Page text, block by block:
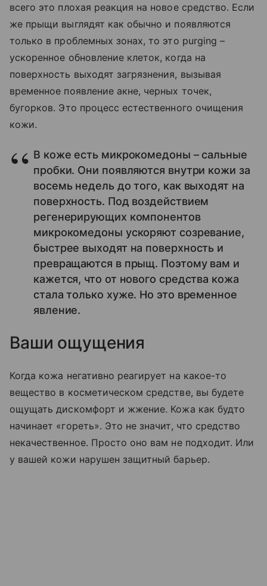
всего это плохая реакция на новое средство. Если
же прыщи выглядят как обычно и появляются
только в проблемных зонах, то это purging –
ускоренное обновление клеток, когда на
поверхность выходят загрязнения, вызывая
временное появление акне, черных точек,
бугорков. Это процесс естественного очищения
кожи.
В коже есть микрокомедоны – сальные
пробки. Они появляются внутри кожи за
восемь недель до того, как выходят на
поверхность. Под воздействием
регенерирующих компонентов
микрокомедоны ускоряют созревание,
быстрее выходят на поверхность и
превращаются в прыщ. Поэтому вам и
кажется, что от нового средства кожа
стала только хуже. Но это временное
явление.
Ваши ощущения
Когда кожа негативно реагирует на какое-то
вещество в косметическом средстве, вы будете
ощущать дискомфорт и жжение. Кожа как будто
начинает «гореть». Это не значит, что средство
некачественное. Просто оно вам не подходит. Или
у вашей кожи нарушен защитный барьер.